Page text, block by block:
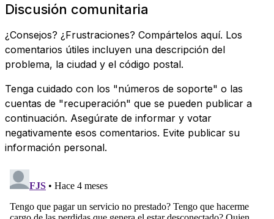
Discusión comunitaria
¿Consejos? ¿Frustraciones? Compártelos aquí. Los
comentarios útiles incluyen una descripción del
problema, la ciudad y el código postal.
Tenga cuidado con los "números de soporte" o las
cuentas de "recuperación" que se pueden publicar a
continuación. Asegúrate de informar y votar
negativamente esos comentarios. Evite publicar su
información personal.